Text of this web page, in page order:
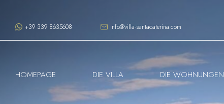
+39 339 8635608 info@villa-santacaterina.com
HOMEPAGE DIE VILLA DIE WOHNUNGEN